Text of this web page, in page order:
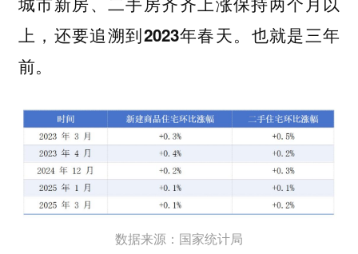
上，还要追溯到2023年春天。也就是三年
前。
数据来源：国家统计局